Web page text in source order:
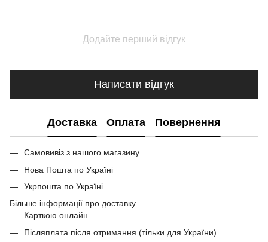
Додайте перший відгук
Написати відгук
Доставка Оплата Повернення
Самовивіз з нашого магазину
Нова Пошта по Україні
Укрпошта по Україні
Більше інформації про доставку
Карткою онлайн
Післяплата після отримання (тільки для України)